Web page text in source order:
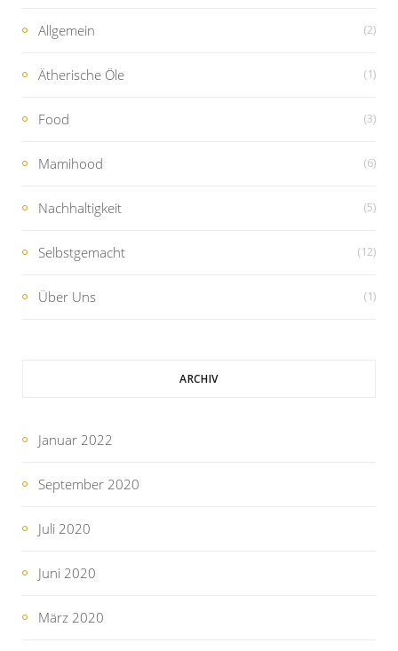
Allgemein (2)
Ätherische Öle (1)
Food (3)
Mamihood (6)
Nachhaltigkeit (5)
Selbstgemacht (12)
Über Uns (1)
ARCHIV
Januar 2022
September 2020
Juli 2020
Juni 2020
März 2020